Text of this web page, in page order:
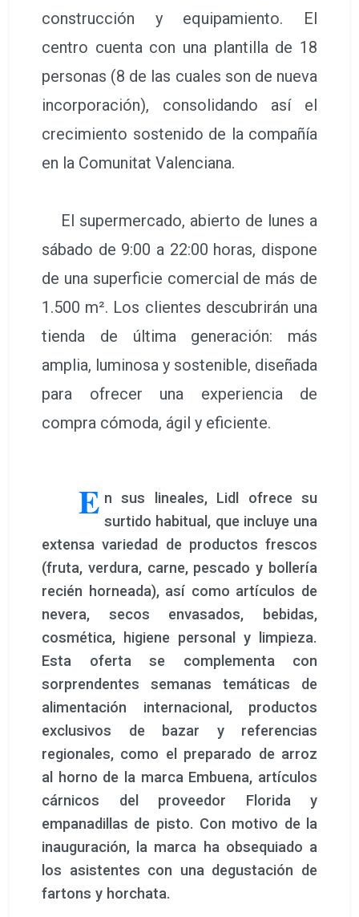
construcción y equipamiento. El
centro cuenta con una plantilla de 18
personas (8 de las cuales son de nueva
incorporación), consolidando así el
crecimiento sostenido de la compañía
en la Comunitat Valenciana.
El supermercado, abierto de lunes a
sábado de 9:00 a 22:00 horas, dispone
de una superficie comercial de más de
1.500 m². Los clientes descubrirán una
tienda de última generación: más
amplia, luminosa y sostenible, diseñada
para ofrecer una experiencia de
compra cómoda, ágil y eficiente.
E n sus lineales, Lidl ofrece su
surtido habitual, que incluye una
extensa variedad de productos frescos
(fruta, verdura, carne, pescado y bollería
recién horneada), así como artículos de
nevera, secos envasados, bebidas,
cosmética, higiene personal y limpieza.
Esta oferta se complementa con
sorprendentes semanas temáticas de
alimentación internacional, productos
exclusivos de bazar y referencias
regionales, como el preparado de arroz
al horno de la marca Embuena, artículos
cárnicos del proveedor Florida y
empanadillas de pisto. Con motivo de la
inauguración, la marca ha obsequiado a
los asistentes con una degustación de
fartons y horchata.